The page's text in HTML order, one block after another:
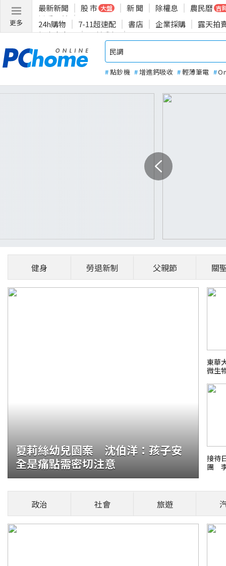
更多
最新新聞 股 市 大盤 新 聞 除權息 農民曆 吉
揪愛公益
24h購物 7-11超速配 書店 企業採購
露天拍
投資人專區
關於我們
#點鈔機 #增進鈣吸收 #輕薄筆電 #
生日住址
會規畫自今(2026)年10月起，在國內虛擬
家平台轉往另一家平台
健身 勞退新制 父親節 關
夏莉絲幼兒園案 沈伯洋：孩子安
全是痛點需密切注意
東華
微生
接待
團
政治 社會 旅遊